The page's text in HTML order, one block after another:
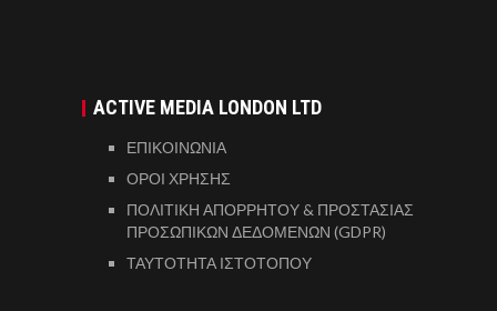
ACTIVE MEDIA LONDON LTD
ΕΠΙΚΟΙΝΩΝΙΑ
ΟΡΟΙ ΧΡΗΣΗΣ
ΠΟΛΙΤΙΚΗ ΑΠΟΡΡΗΤΟΥ & ΠΡΟΣΤΑΣΙΑΣ
ΠΡΟΣΩΠΙΚΩΝ ΔΕΔΟΜΕΝΩΝ (GDPR)
ΤΑΥΤΟΤΗΤΑ ΙΣΤΟΤΟΠΟΥ